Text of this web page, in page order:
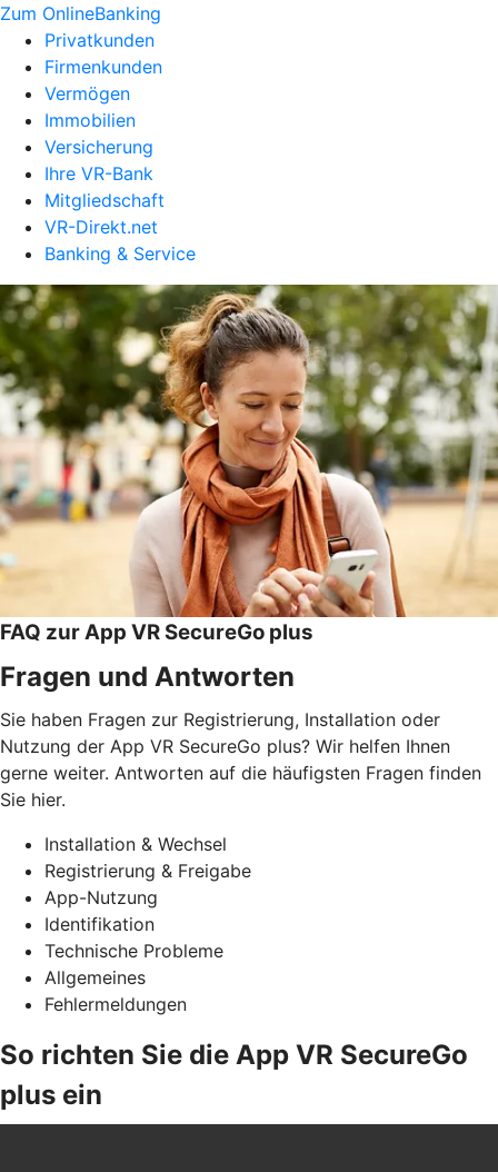
Zum OnlineBanking
Privatkunden
Firmenkunden
Vermögen
Immobilien
Versicherung
Ihre VR-Bank
Mitgliedschaft
VR-Direkt.net
Banking & Service
FAQ zur App VR SecureGo plus
Fragen und Antworten
Sie haben Fragen zur Registrierung, Installation oder
Nutzung der App VR SecureGo plus? Wir helfen Ihnen
gerne weiter. Antworten auf die häufigsten Fragen finden
Sie hier.
Installation & Wechsel
Registrierung & Freigabe
App-Nutzung
Identifikation
Technische Probleme
Allgemeines
Fehlermeldungen
So richten Sie die App VR SecureGo
plus ein